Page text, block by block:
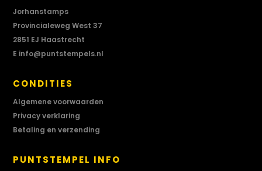
Jorhanstamps
Provincialeweg West 37
2851 EJ Haastrecht
E info@puntstempels.nl
CONDITIES
Algemene voorwaarden
Privacy verklaring
Betaling en verzending
PUNTSTEMPEL INFO